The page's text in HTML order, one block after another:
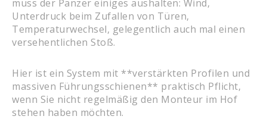
muss der Panzer einiges aushalten: Wind,
Unterdruck beim Zufallen von Türen,
Temperaturwechsel, gelegentlich auch mal einen
versehentlichen Stoß.
Hier ist ein System mit **verstärkten Profilen und
massiven Führungsschienen** praktisch Pflicht,
wenn Sie nicht regelmäßig den Monteur im Hof
stehen haben möchten.